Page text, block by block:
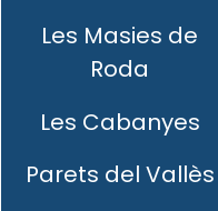
Les Masies de
Roda
Les Cabanyes
Parets del Vallès